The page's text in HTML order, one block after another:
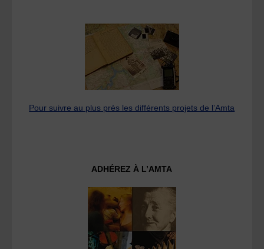
Pour suivre au plus près les différents projets de l’Amta
ADHÉREZ À L’AMTA